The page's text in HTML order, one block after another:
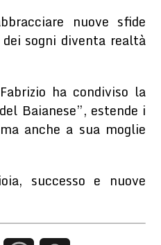
nuove sfide
sogni diventa realtà
ha condiviso la
Baianese”, estende i
anche a sua moglie
successo e nuove